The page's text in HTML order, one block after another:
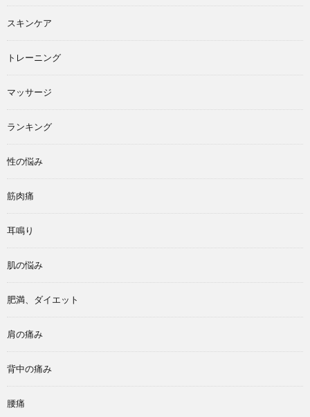
スキンケア
トレーニング
マッサージ
ランキング
性の悩み
筋肉痛
耳鳴り
肌の悩み
肥満、ダイエット
肩の痛み
背中の痛み
腰痛